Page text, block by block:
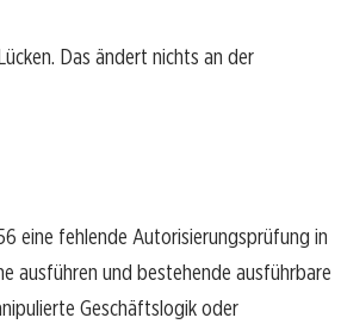
Das ändert nichts an der
eine fehlende Autorisierungsprüfung in
ausführen und bestehende ausführbare
Geschäftslogik oder